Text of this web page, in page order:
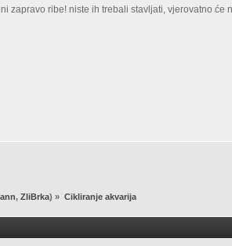
zapravo ribe! niste ih trebali stavljati, vjerovatno će
,ZliBrka) » Cikliranje akvarija